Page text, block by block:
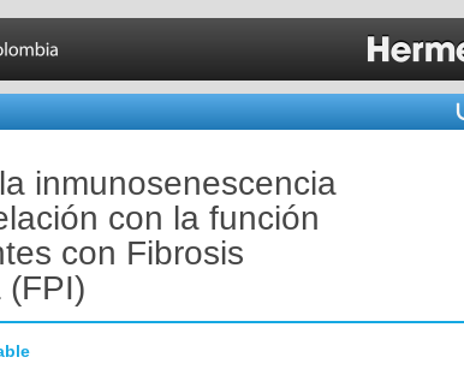
inmunosenescencia
con la función
con Fibrosis
(FPI)